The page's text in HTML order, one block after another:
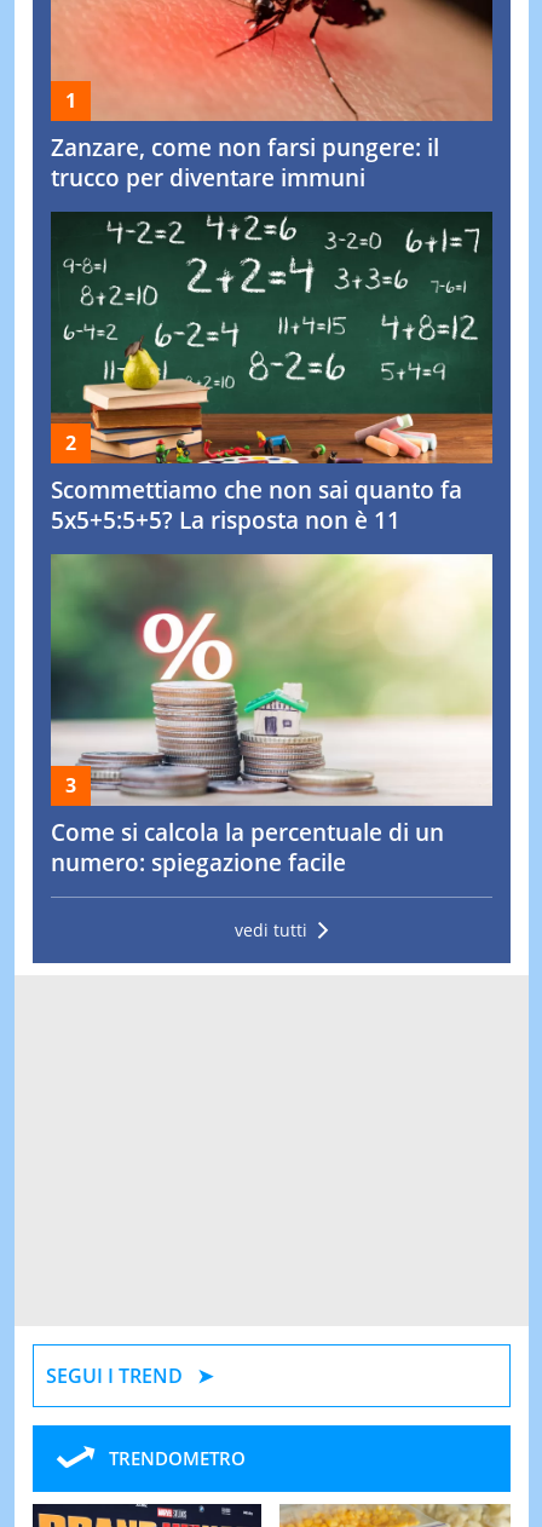
Zanzare, come non farsi pungere: il
trucco per diventare immuni
Scommettiamo che non sai quanto fa
5x5+5:5+5? La risposta non è 11
Come si calcola la percentuale di un
numero: spiegazione facile
vedi tutti
SEGUI I TREND
TRENDOMETRO